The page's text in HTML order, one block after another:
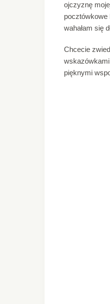
ojczyznę
pocztówkowe
wahałam się
Chcecie
pięknymi